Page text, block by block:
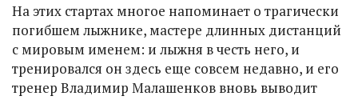
На этих стартах многое напоминает о трагически
погибшем лыжнике, мастере длинных дистанций
с мировым именем: и лыжня в честь него, и
тренировался он здесь еще совсем недавно, и его
тренер Владимир Малашенков вновь выводит